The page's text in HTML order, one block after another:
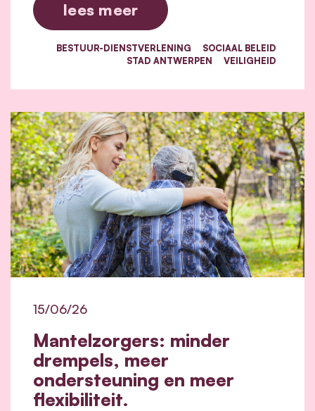
lees meer
BESTUUR-DIENSTVERLENING
SOCIAAL BELEID
STAD ANTWERPEN
VEILIGHEID
Mantelzorgers: minder
drempels, meer
ondersteuning en meer
flexibiliteit.
15/06/26